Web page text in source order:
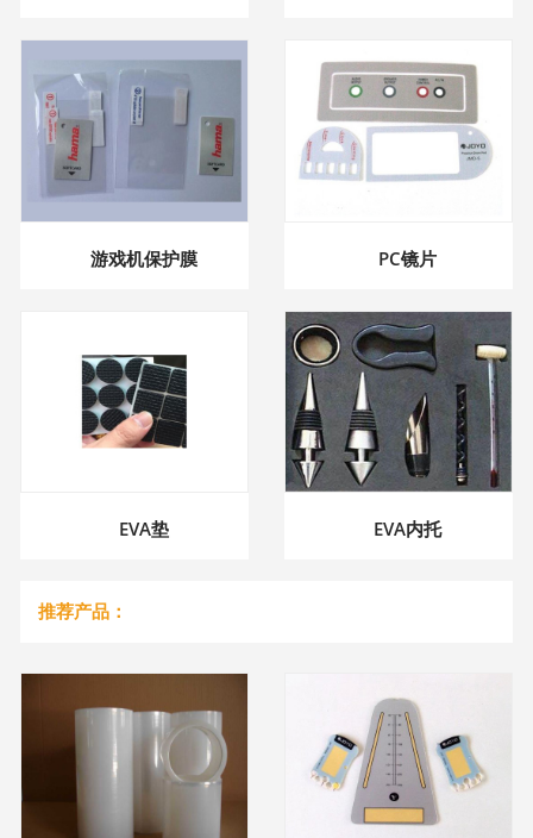
游戏机保护膜 PC镜片
EVA垫 EVA内托
推荐产品：